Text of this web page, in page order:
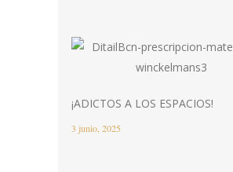
¡ADICTOS A LOS ESPACIOS!
3 junio, 2025